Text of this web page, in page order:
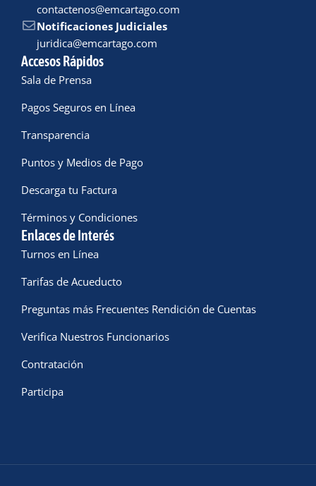
contactenos@emcartago.com
Notificaciones Judiciales
juridica@emcartago.com
Accesos Rápidos
Sala de Prensa
Pagos Seguros en Línea
Transparencia
Puntos y Medios de Pago
Descarga tu Factura
Términos y Condiciones
Enlaces de Interés
Turnos en Línea
Tarifas de Acueducto
Preguntas más Frecuentes Rendición de Cuentas
Verifica Nuestros Funcionarios
Contratación
Participa